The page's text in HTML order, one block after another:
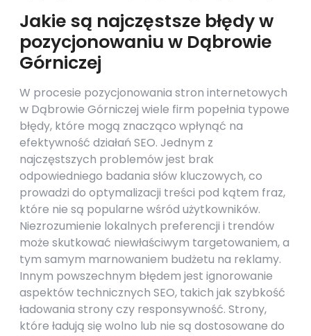
Jakie są najczęstsze błędy w
pozycjonowaniu w Dąbrowie
Górniczej
W procesie pozycjonowania stron internetowych
w Dąbrowie Górniczej wiele firm popełnia typowe
błędy, które mogą znacząco wpłynąć na
efektywność działań SEO. Jednym z
najczęstszych problemów jest brak
odpowiedniego badania słów kluczowych, co
prowadzi do optymalizacji treści pod kątem fraz,
które nie są popularne wśród użytkowników.
Niezrozumienie lokalnych preferencji i trendów
może skutkować niewłaściwym targetowaniem, a
tym samym marnowaniem budżetu na reklamy.
Innym powszechnym błędem jest ignorowanie
aspektów technicznych SEO, takich jak szybkość
ładowania strony czy responsywność. Strony,
które ładują się wolno lub nie są dostosowane do